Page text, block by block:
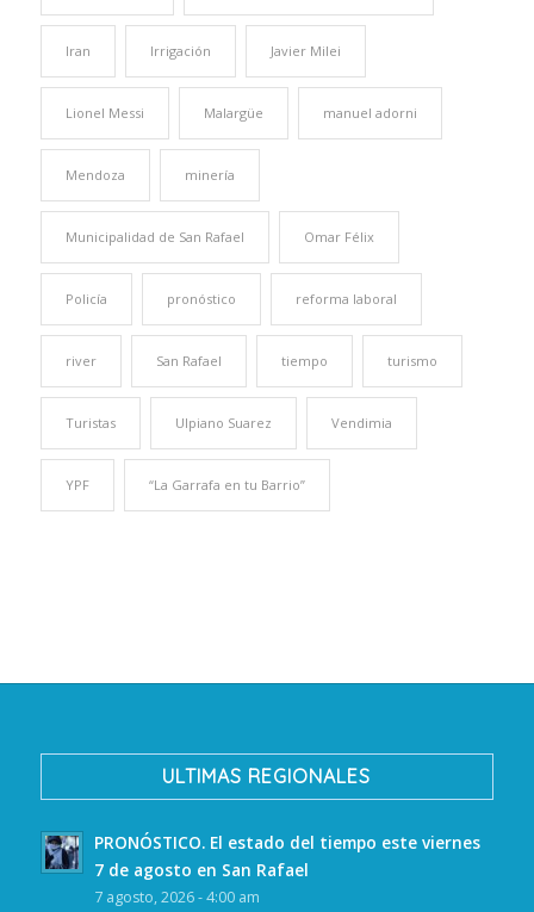
Iran Irrigación Javier Milei
Lionel Messi Malargüe manuel adorni
Mendoza minería
Municipalidad de San Rafael Omar Félix
Policía pronóstico reforma laboral
river San Rafael tiempo turismo
Turistas Ulpiano Suarez Vendimia
YPF “La Garrafa en tu Barrio”
ULTIMAS REGIONALES
PRONÓSTICO. El estado del tiempo este viernes
7 de agosto en San Rafael
7 agosto, 2026 - 4:00 am